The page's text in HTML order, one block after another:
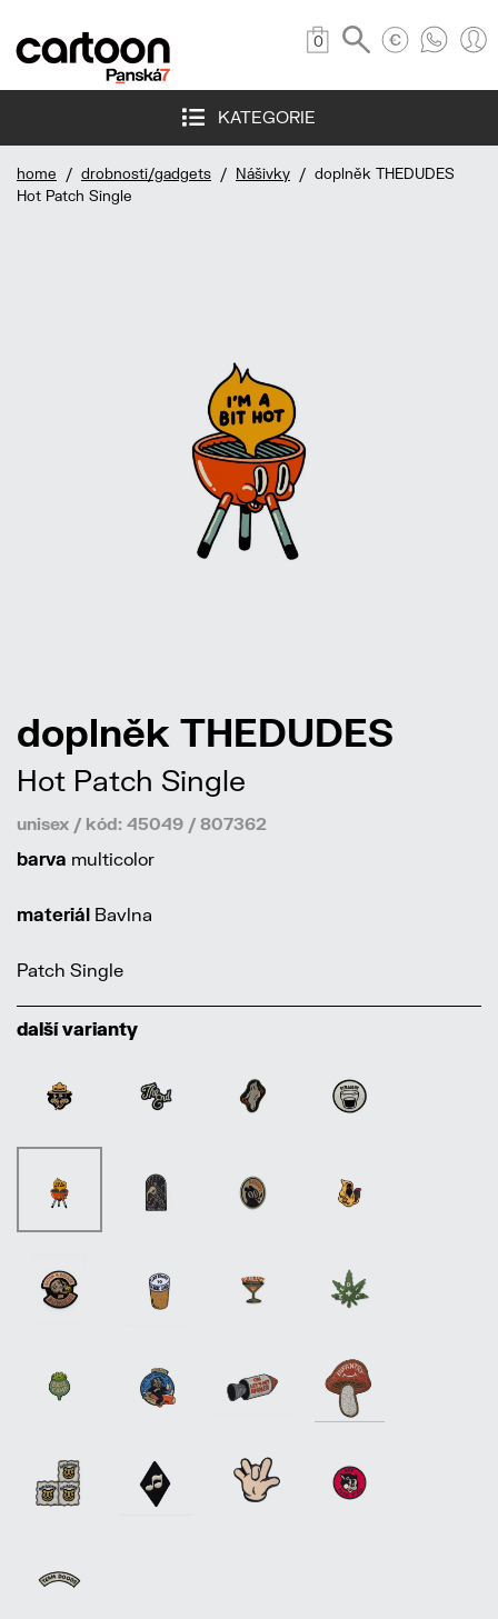
0
KATEGORIE
home / drobnosti/gadgets / Nášivky / doplněk THEDUDES
Hot Patch Single
doplněk THEDUDES
Hot Patch Single
unisex / kód: 45049 / 807362
barva multicolor
materiál Bavlna
Patch Single
další varianty